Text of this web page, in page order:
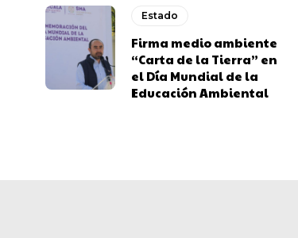
Estado
Firma medio ambiente
“Carta de la Tierra” en
el Día Mundial de la
Educación Ambiental